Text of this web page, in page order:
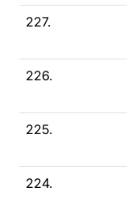
227.
226.
225.
224.